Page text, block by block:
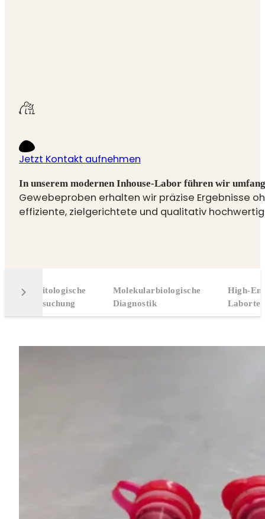
Jetzt Kontakt aufnehmen
In unserem modernen Inhouse-Labor führen wir
Gewebeproben erhalten wir präzise Ergebnisse
effiziente, zielgerichtete und qualitativ
Parasitologische
Untersuchung
Molekularbiologische
Diagnostik
High-